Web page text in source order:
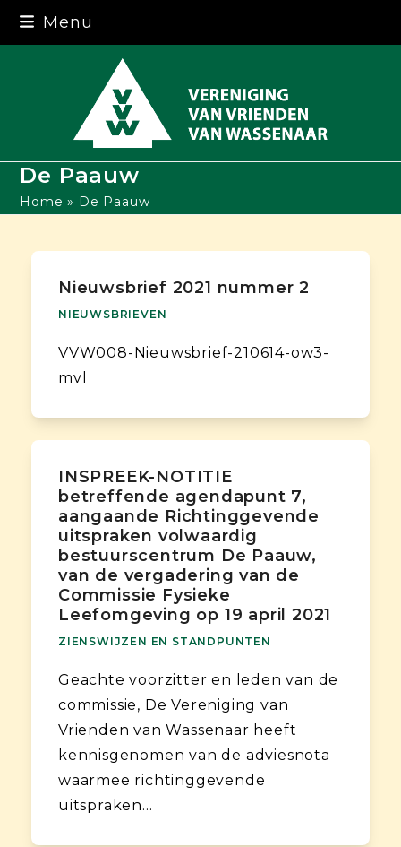
Skip
Menu
De Paauw
Home » De Paauw
Nieuwsbrief 2021 nummer 2
NIEUWSBRIEVEN
VVW008-Nieuwsbrief-210614-ow3-
mvl
INSPREEK-NOTITIE
betreffende agendapunt 7,
aangaande Richtinggevende
uitspraken volwaardig
bestuurscentrum De Paauw,
van de vergadering van de
Commissie Fysieke
Leefomgeving op 19 april 2021
ZIENSWIJZEN EN STANDPUNTEN
Geachte voorzitter en leden van de
commissie, De Vereniging van
Vrienden van Wassenaar heeft
kennisgenomen van de adviesnota
waarmee richtinggevende
uitspraken…